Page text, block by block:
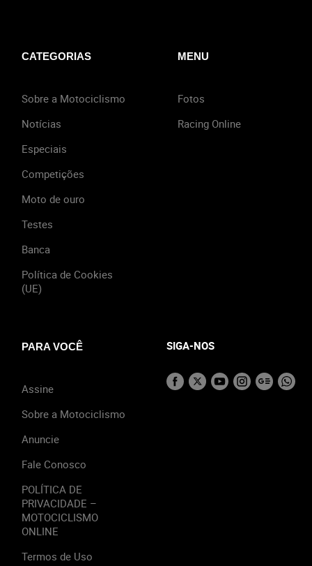
CATEGORIAS
Sobre a Motociclismo
Notícias
Especiais
Competições
Moto de ouro
Testes
Banca
Política de Cookies
(UE)
MENU
Fotos
Racing Online
PARA VOCÊ
Assine
Sobre a Motociclismo
Anuncie
Fale Conosco
POLÍTICA DE
PRIVACIDADE –
MOTOCICLISMO
ONLINE
Termos de Uso
SIGA-NOS